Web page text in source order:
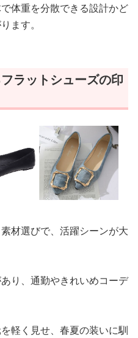
体重を分散できる設計かど
ます。
ラットシューズの印
材選びで、活躍シーンが大
り、通勤やきれいめコーデ
軽く見せ、春夏の装いに馴